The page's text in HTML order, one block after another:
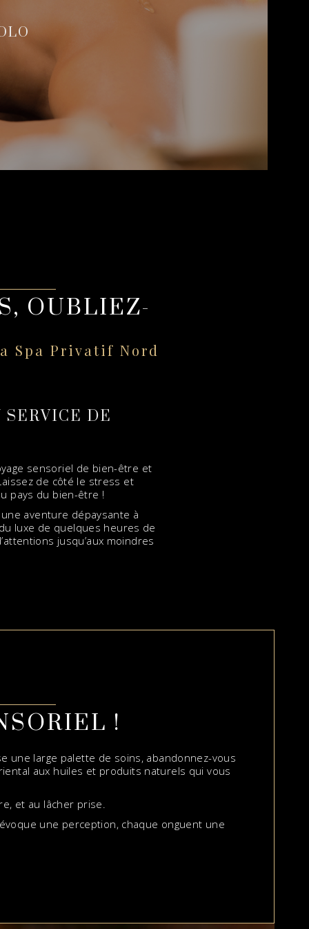
OUBLIEZ-
Spa Privatif Nord
SERVICE DE
sensoriel de bien-être et
de côté le stress et
pays du bien-être !
une aventure dépaysante à
luxe de quelques heures de
jusqu’aux moindres
!
une large palette de soins, abandonnez-vous
aux huiles et produits naturels qui vous
et au lâcher prise.
une perception, chaque onguent une